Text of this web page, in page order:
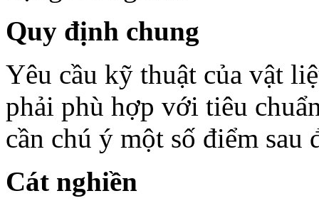
Quy định chung
Yêu cầu kỹ thuật của vật
phải phù hợp với tiêu
cần chú ý một số điểm sau
Cát nghiền